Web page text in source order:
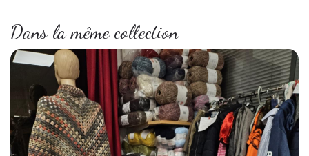
Dans la même collection